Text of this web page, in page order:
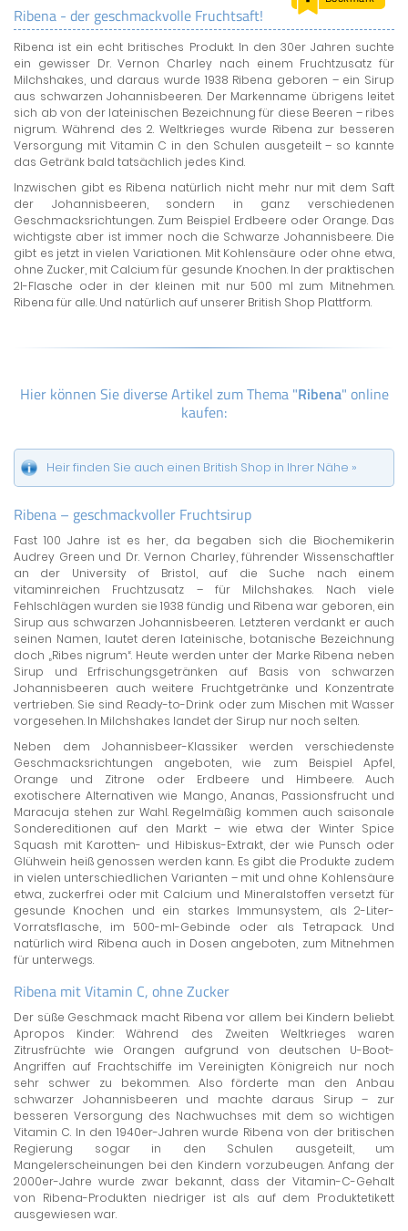
LAND & LEUTE
LERNCENTER
ENGLISCH
ENGLAND ZUHAUSE
BRITISH SHOP
Ribena - der geschmackvolle Fruchtsaft!
Ribena ist ein echt britisches Produkt. In den 30er Jahren suchte
ein gewisser Dr. Vernon Charley nach einem Fruchtzusatz für
Milchshakes, und daraus wurde 1938 Ribena geboren – ein Sirup
aus schwarzen Johannisbeeren. Der Markenname übrigens leitet
sich ab von der lateinischen Bezeichnung für diese Beeren – ribes
nigrum. Während des 2. Weltkrieges wurde Ribena zur besseren
Versorgung mit Vitamin C in den Schulen ausgeteilt – so kannte
das Getränk bald tatsächlich jedes Kind.
Inzwischen gibt es Ribena natürlich nicht mehr nur mit dem Saft
der Johannisbeeren, sondern in ganz verschiedenen
Geschmacksrichtungen. Zum Beispiel Erdbeere oder Orange. Das
wichtigste aber ist immer noch die Schwarze Johannisbeere. Die
gibt es jetzt in vielen Variationen. Mit Kohlensäure oder ohne etwa,
ohne Zucker, mit Calcium für gesunde Knochen. In der praktischen
2l-Flasche oder in der kleinen mit nur 500 ml zum Mitnehmen.
Ribena für alle. Und natürlich auf unserer British Shop Plattform.
Hier können Sie diverse Artikel zum Thema "Ribena" online
kaufen:
Heir finden Sie auch einen British Shop in Ihrer Nähe »
Ribena – geschmackvoller Fruchtsirup
Fast 100 Jahre ist es her, da begaben sich die Biochemikerin
Audrey Green und Dr. Vernon Charley, führender Wissenschaftler
an der University of Bristol, auf die Suche nach einem
vitaminreichen Fruchtzusatz – für Milchshakes. Nach viele
Fehlschlägen wurden sie 1938 fündig und Ribena war geboren, ein
Sirup aus schwarzen Johannisbeeren. Letzteren verdankt er auch
seinen Namen, lautet deren lateinische, botanische Bezeichnung
doch „Ribes nigrum“. Heute werden unter der Marke Ribena neben
Sirup und Erfrischungsgetränken auf Basis von schwarzen
Johannisbeeren auch weitere Fruchtgetränke und Konzentrate
vertrieben. Sie sind Ready-to-Drink oder zum Mischen mit Wasser
vorgesehen. In Milchshakes landet der Sirup nur noch selten.
Neben dem Johannisbeer-Klassiker werden verschiedenste
Geschmacksrichtungen angeboten, wie zum Beispiel Apfel,
Orange und Zitrone oder Erdbeere und Himbeere. Auch
exotischere Alternativen wie Mango, Ananas, Passionsfrucht und
Maracuja stehen zur Wahl. Regelmäßig kommen auch saisonale
Sondereditionen auf den Markt – wie etwa der Winter Spice
Squash mit Karotten- und Hibiskus-Extrakt, der wie Punsch oder
Glühwein heiß genossen werden kann. Es gibt die Produkte zudem
in vielen unterschiedlichen Varianten – mit und ohne Kohlensäure
etwa, zuckerfrei oder mit Calcium und Mineralstoffen versetzt für
gesunde Knochen und ein starkes Immunsystem, als 2-Liter-
Vorratsflasche, im 500-ml-Gebinde oder als Tetrapack. Und
natürlich wird Ribena auch in Dosen angeboten, zum Mitnehmen
für unterwegs.
Ribena mit Vitamin C, ohne Zucker
Der süße Geschmack macht Ribena vor allem bei Kindern beliebt.
Apropos Kinder: Während des Zweiten Weltkrieges waren
Zitrusfrüchte wie Orangen aufgrund von deutschen U-Boot-
Angriffen auf Frachtschiffe im Vereinigten Königreich nur noch
sehr schwer zu bekommen. Also förderte man den Anbau
schwarzer Johannisbeeren und machte daraus Sirup – zur
besseren Versorgung des Nachwuchses mit dem so wichtigen
Vitamin C. In den 1940er-Jahren wurde Ribena von der britischen
Regierung sogar in den Schulen ausgeteilt, um
Mangelerscheinungen bei den Kindern vorzubeugen. Anfang der
2000er-Jahre wurde zwar bekannt, dass der Vitamin-C-Gehalt
von Ribena-Produkten niedriger ist als auf dem Produktetikett
ausgewiesen war.